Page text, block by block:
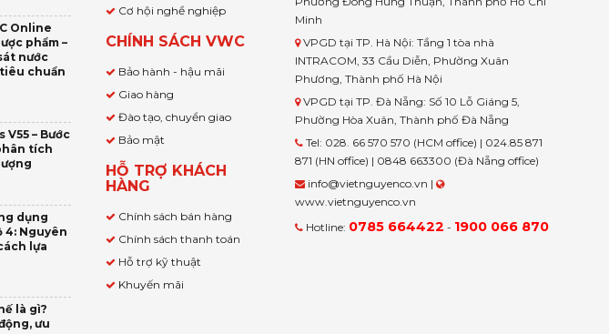
Online
phẩm –
nước
chuẩn
V55 – Bước
tích
dụng
4: Nguyên
lựa
là gì?
ưu
Cơ hội nghề nghiệp
CHÍNH SÁCH VWC
Bảo hành - hậu mãi
Giao hàng
Đào tạo, chuyển giao
Bảo mật
HỖ TRỢ KHÁCH
HÀNG
Chính sách bán hàng
Chính sách thanh toán
Hỗ trợ kỹ thuật
Khuyến mãi
Minh
VPGD tại TP. Hà Nội: Tầng 1 tòa nhà
INTRACOM, 33 Cầu Diễn, Phường Xuân
Phương, Thành phố Hà Nội
VPGD tại TP. Đà Nẵng: Số 10 Lỗ Giáng 5,
Phường Hòa Xuân, Thành phố Đà Nẵng
Tel: 028. 66 570 570 (HCM office) | 024.85 871
871 (HN office) | 0848 663300 (Đà Nẵng office)
info@vietnguyenco.vn |
www.vietnguyenco.vn
Hotline: 0785 664422 - 1900 066 870